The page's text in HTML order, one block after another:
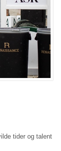
tider og talent